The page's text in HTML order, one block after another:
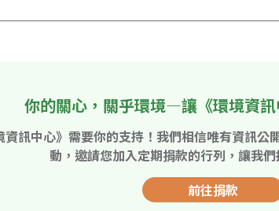
你的關心，關乎環境—讓《環境資
資訊中心》需要你的支持！我們相信唯有資訊
動，邀請您加入定期捐款的行列，讓我
前往捐款